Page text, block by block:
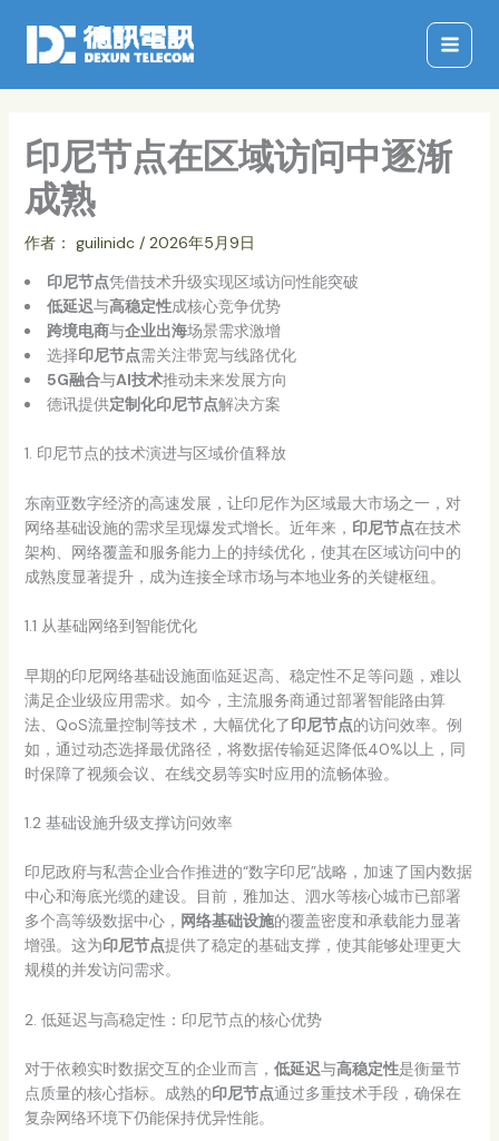
容
印尼节点在区域访问中逐渐
成熟
作者： guilinidc / 2026年5月9日
印尼节点凭借技术升级实现区域访问性能突破
低延迟与高稳定性成核心竞争优势
跨境电商与企业出海场景需求激增
选择印尼节点需关注带宽与线路优化
5G融合与AI技术推动未来发展方向
德讯提供定制化印尼节点解决方案
1. 印尼节点的技术演进与区域价值释放
东南亚数字经济的高速发展，让印尼作为区域最大市场之一，对
网络基础设施的需求呈现爆发式增长。近年来， 印尼节点在技术
架构、网络覆盖和服务能力上的持续优化，使其在区域访问中的
成熟度显著提升，成为连接全球市场与本地业务的关键枢纽。
1.1 从基础网络到智能优化
早期的印尼网络基础设施面临延迟高、稳定性不足等问题，难以
满足企业级应用需求。如今，主流服务商通过部署智能路由算
法、QoS流量控制等技术，大幅优化了印尼节点的访问效率。例
如，通过动态选择最优路径，将数据传输延迟降低40%以上，同
时保障了视频会议、在线交易等实时应用的流畅体验。
1.2 基础设施升级支撑访问效率
印尼政府与私营企业合作推进的“数字印尼”战略，加速了国内数据
中心和海底光缆的建设。目前，雅加达、泗水等核心城市已部署
多个高等级数据中心， 网络基础设施的覆盖密度和承载能力显著
增强。这为印尼节点提供了稳定的基础支撑，使其能够处理更大
规模的并发访问需求。
2. 低延迟与高稳定性：印尼节点的核心优势
对于依赖实时数据交互的企业而言， 低延迟与高稳定性是衡量节
点质量的核心指标。成熟的印尼节点通过多重技术手段，确保在
复杂网络环境下仍能保持优异性能。